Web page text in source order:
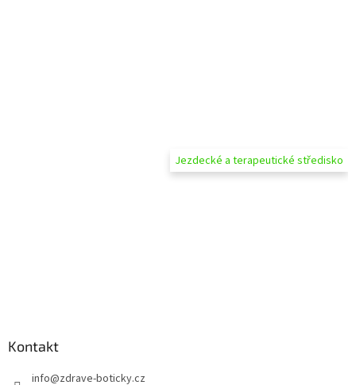
Jezdecké a terapeutické středisko
Kontakt
info@zdrave-boticky.cz